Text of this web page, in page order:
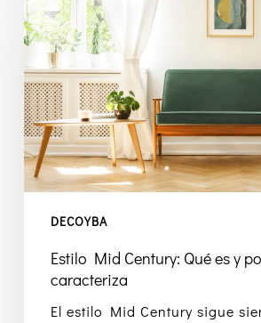
Century:
Qué
y
por
qué
se
caracteriza
DECOYBA
Estilo Mid Century: Qué es y
caracteriza
El estilo Mid Century sigue